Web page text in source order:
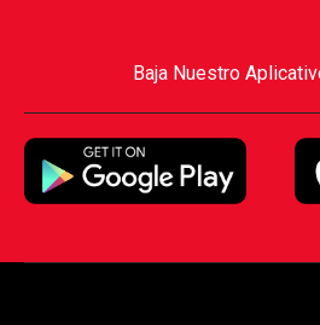
Baja Nuestro